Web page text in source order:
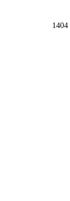
1404